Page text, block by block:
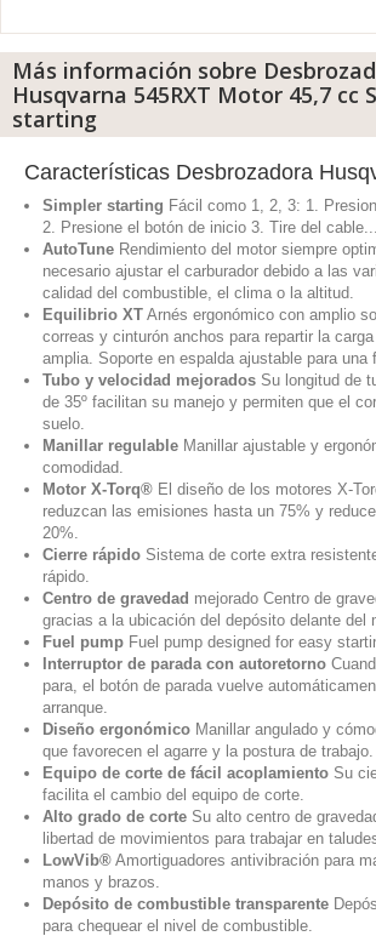
Más información sobre
Husqvarna 545RXT Motor 45,7 cc
starting
Características Desbrozadora
Simpler starting Fácil como 1, 2, 3: 1.
2. Presione el botón de inicio 3. Tire del
AutoTune Rendimiento del motor siempre
necesario ajustar el carburador debido a las
calidad del combustible, el clima o la altitud.
Equilibrio XT Arnés ergonómico con amplio
correas y cinturón anchos para repartir la
amplia. Soporte en espalda ajustable para una
Tubo y velocidad mejorados Su longitud de
de 35º facilitan su manejo y permiten que el
suelo.
Manillar regulable Manillar ajustable y
comodidad.
Motor X-Torq® El diseño de los motores X-
reduzcan las emisiones hasta un 75% y
20%.
Cierre rápido Sistema de corte extra
rápido.
Centro de gravedad mejorado Centro de
gracias a la ubicación del depósito delante del
Fuel pump Fuel pump designed for easy
Interruptor de parada con autoretorno
para, el botón de parada vuelve
arranque.
Diseño ergonómico Manillar angulado y
que favorecen el agarre y la postura de trabajo.
Equipo de corte de fácil acoplamiento Su
facilita el cambio del equipo de corte.
Alto grado de corte Su alto centro de
libertad de movimientos para trabajar en
LowVib® Amortiguadores antivibración para
manos y brazos.
Depósito de combustible transparente
para chequear el nivel de combustible.